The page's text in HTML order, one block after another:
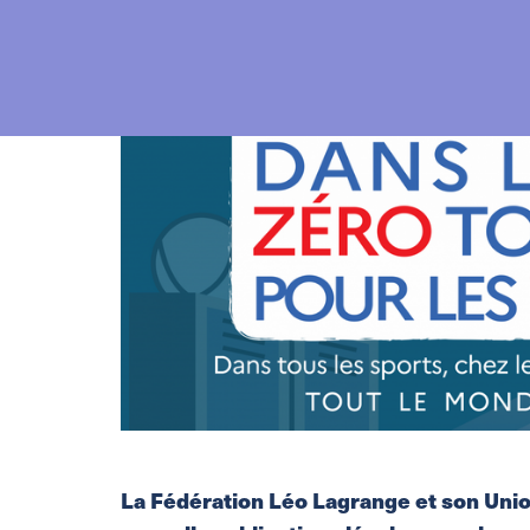
La Fédération Léo Lagrange et son